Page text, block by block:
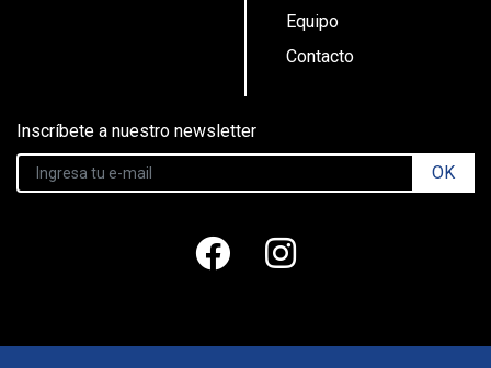
Equipo
Contacto
Inscríbete a nuestro newsletter
OK